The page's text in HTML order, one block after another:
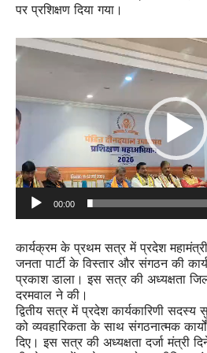
पर प्रशिक्षण दिया गया।
Video
Player
00:00
कार्यक्रम के प्रथम सत्र में प्रदेश महामंत्री
जनता पार्टी के विस्तार और संगठन की
प्रकाश डाला। इस सत्र की अध्यक्षता
दरमवाल ने की।
द्वितीय सत्र में प्रदेश कार्यकारिणी सदस्य
को व्यवहारिकता के साथ संगठनात्मक
दिए। इस सत्र की अध्यक्षता दर्जा मंत्री